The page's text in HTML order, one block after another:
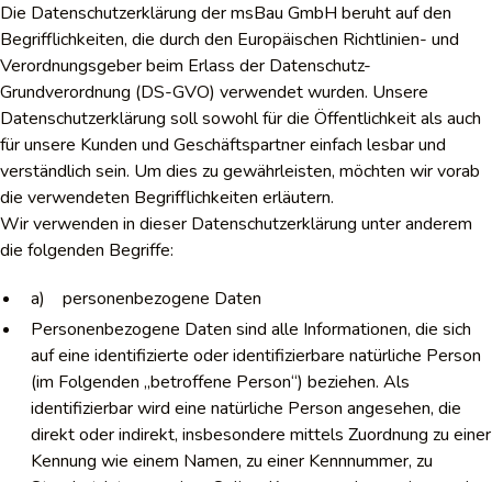
Die Datenschutzerklärung der msBau GmbH beruht auf den
Begrifflichkeiten, die durch den Europäischen Richtlinien- und
Verordnungsgeber beim Erlass der Datenschutz-
Grundverordnung (DS-GVO) verwendet wurden. Unsere
Datenschutzerklärung soll sowohl für die Öffentlichkeit als auch
für unsere Kunden und Geschäftspartner einfach lesbar und
verständlich sein. Um dies zu gewährleisten, möchten wir vorab
die verwendeten Begrifflichkeiten erläutern.
Wir verwenden in dieser Datenschutzerklärung unter anderem
die folgenden Begriffe:
a) personenbezogene Daten
Personenbezogene Daten sind alle Informationen, die sich
auf eine identifizierte oder identifizierbare natürliche Person
(im Folgenden „betroffene Person“) beziehen. Als
identifizierbar wird eine natürliche Person angesehen, die
direkt oder indirekt, insbesondere mittels Zuordnung zu einer
Kennung wie einem Namen, zu einer Kennnummer, zu